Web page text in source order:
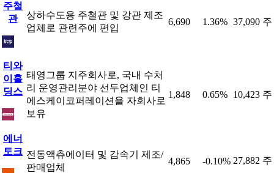
주철
관
상하수도용 주철관 및 강관 제조
업체로 관련주에 편입
6,690 1.36% 37,090 주
티와
이홀
딩스
태영그룹 지주회사로, 국내 수처
리 운영관리분야 선두업체인 티
에스케이코퍼레이션을 자회사로
보유
1,848 0.65% 10,423 주
에너
토크 전동액츄에이터 및 감속기 제조/
판매업체
4,865 -0.10% 27,882 주